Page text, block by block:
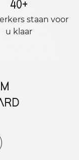
40+
staan ​​voor
u klaar